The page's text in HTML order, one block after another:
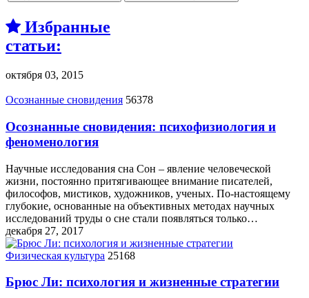
Избранные
статьи:
октября 03, 2015
Осознанные сновидения 56378
Осознанные сновидения: психофизиология и
феноменология
Научные исследования сна Сон – явление человеческой
жизни, постоянно притягивающее внимание писателей,
философов, мистиков, художников, ученых. По-настоящему
глубокие, основанные на объективных методах научных
исследований труды о сне стали появляться только…
декабря 27, 2017
Физическая культура 25168
Брюс Ли: психология и жизненные стратегии